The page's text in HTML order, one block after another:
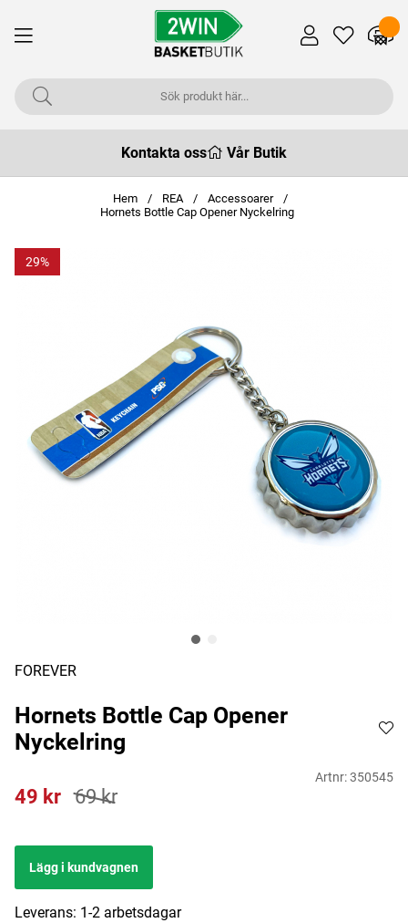
Kontakta oss Vår Butik
Hem REA
Accessoarer
Hornets Bottle Cap Opener Nyckelring
29
FOREVER
Hornets Bottle Cap Opener
Nyckelring
Artnr:350545
69kr
49 kr
Lägg i kundvagnen
Leverans: 1-2 arbetsdagar